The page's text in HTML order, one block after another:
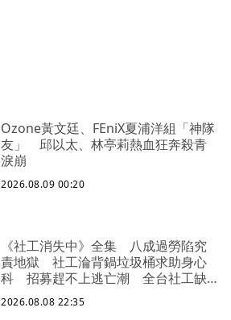
Ozone黃文廷、FEniX夏浦洋組「神隊
友」 邱以太、林亭莉熱血狂奔殺青
淚崩
2026.08.09 00:20
《社工消失中》全集 八成過勞陷究
責地獄 社工淪背鍋垃圾桶求助身心
科 招募趕不上逃亡潮 全台社工缺
口警報 揭薪資回捐黑幕 血汗錢遭
剝削
2026.08.08 22:35